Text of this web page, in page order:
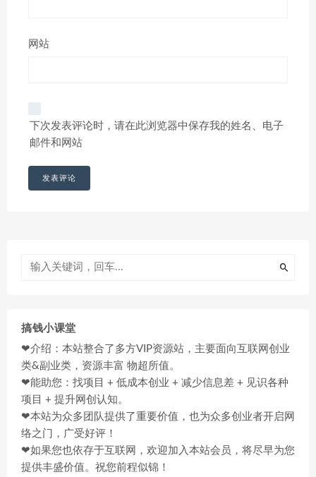
网站
下次发表评论时，请在此浏览器中保存我的姓名、电子
邮件和网站
搞钱小课堂
❤介绍：本站整合了多方VIP资源站，主要面向互联网创业
类&副业类，资源丰富 物超所值。
❤能助您：找项目 + 低成本创业 + 减少信息差 + 见识各种
项目 + 提升网创认知。
❤本站为众多团队提供了重要价值，也为众多创业者开启网
络之门，广受好评！
❤如果您也依存于互联网，欢迎加入本站会员，将尽早为您
提供丰盛价值。祝您前程似锦！